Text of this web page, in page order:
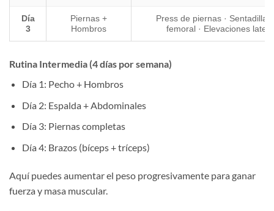
Día
3
Piernas +
Hombros
Press de piernas · Sentadillas
femoral · Elevaciones
Rutina Intermedia (4 días por semana)
Día 1: Pecho + Hombros
Día 2: Espalda + Abdominales
Día 3: Piernas completas
Día 4: Brazos (bíceps + tríceps)
Aquí puedes aumentar el peso progresivamente para ganar
fuerza y masa muscular.